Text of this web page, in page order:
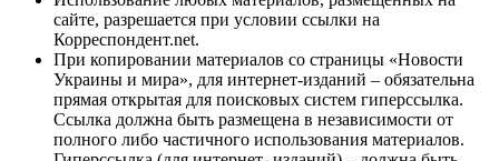
сайте, разрешается при условии ссылки на
Корреспондент.net.
При копировании материалов со страницы «Новости
Украины и мира», для интернет-изданий – обязательна
прямая открытая для поисковых систем гиперссылка.
Ссылка должна быть размещена в независимости от
полного либо частичного использования материалов.